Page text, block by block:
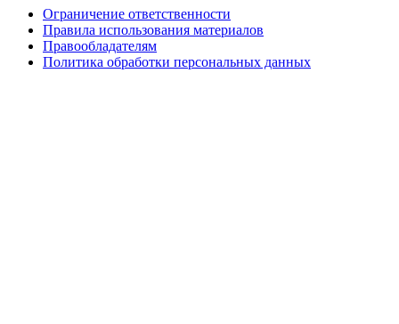
Ограничение ответственности
Правила использования материалов
Правообладателям
Политика обработки персональных данных